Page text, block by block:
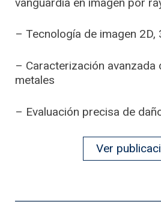
– Tecnología de imagen 2D,
– Caracterización
metales
– Evaluación precisa de
Ver